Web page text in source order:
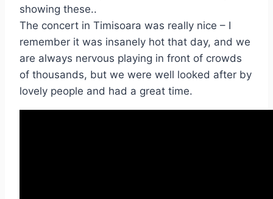
showing these..
The concert in Timisoara was really nice – I
remember it was insanely hot that day, and we
are always nervous playing in front of crowds
of thousands, but we were well looked after by
lovely people and had a great time.